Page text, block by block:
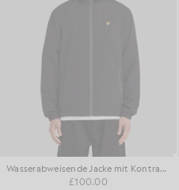
Wasserabweisende Jacke mit Kontrastreißverschluss
£100.00